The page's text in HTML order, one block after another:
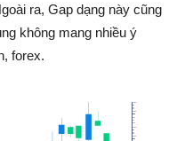
ra, Gap dạng này cũng
không mang nhiều ý
forex.